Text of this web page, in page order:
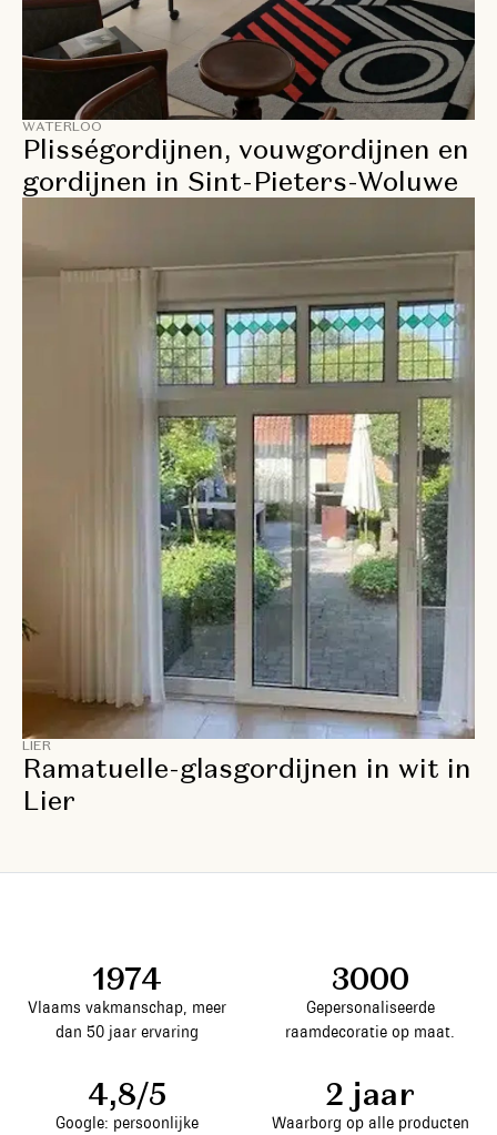
WATERLOO
Plisségordijnen, vouwgordijnen en
gordijnen in Sint-Pieters-Woluwe
LIER
Ramatuelle-glasgordijnen in wit in
Lier
1974
Vlaams vakmanschap, meer
dan 50 jaar ervaring
3000
Gepersonaliseerde
raamdecoratie op maat.
4,8/5
Google: persoonlijke
2 jaar
Waarborg op alle producten